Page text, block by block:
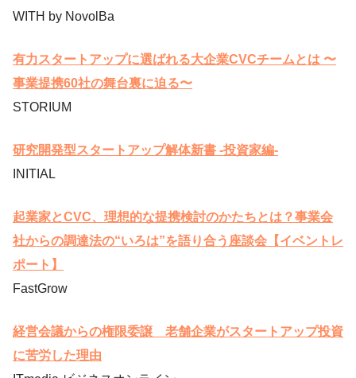
WITH by NovolBa
有力スタートアップに選ばれる大企業CVCチームとは 〜
事業提携60社の舞台裏に迫る〜
STORIUM
研究開発型スタートアップ解体新書 -投資家編-
INITIAL
起業家とCVC、理想的な提携検討のかたちとは？事業会
社からの調達法の“いろは”を語り合う座談会【イベントレ
ポート】
FastGrow
経営会議からの権限委譲 老舗企業がスタートアップ投資
に苦労した理由